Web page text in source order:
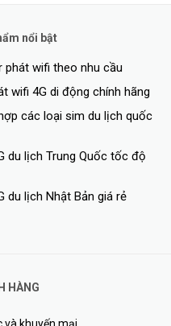
nổi bật
phát wifi theo nhu cầu
wifi 4G di động chính hãng
các loại sim du lịch quốc
du lịch Trung Quốc tốc độ
du lịch Nhật Bản giá rẻ
HÀNG
và khuyến mại